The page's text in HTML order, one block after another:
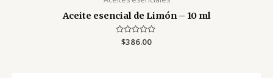
Aceite esencial de Limón – 10 ml
Valorado
$386.00